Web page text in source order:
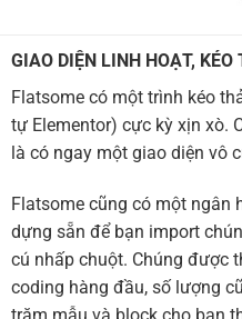
GIAO DIỆN LINH HOẠT,
Flatsome có một trình kéo
tự Elementor) cực kỳ xịn xò.
là có ngay một giao diện vô
Flatsome cũng có một ngân
dựng sẵn để bạn import
cú nhấp chuột. Chúng được
coding hàng đầu, số lượng
trăm mẫu và block cho bạn